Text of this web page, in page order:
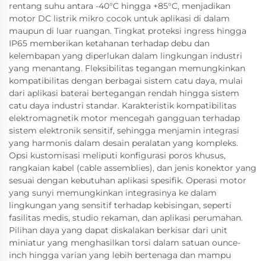
rentang suhu antara -40°C hingga +85°C, menjadikan
motor DC listrik mikro cocok untuk aplikasi di dalam
maupun di luar ruangan. Tingkat proteksi ingress hingga
IP65 memberikan ketahanan terhadap debu dan
kelembapan yang diperlukan dalam lingkungan industri
yang menantang. Fleksibilitas tegangan memungkinkan
kompatibilitas dengan berbagai sistem catu daya, mulai
dari aplikasi baterai bertegangan rendah hingga sistem
catu daya industri standar. Karakteristik kompatibilitas
elektromagnetik motor mencegah gangguan terhadap
sistem elektronik sensitif, sehingga menjamin integrasi
yang harmonis dalam desain peralatan yang kompleks.
Opsi kustomisasi meliputi konfigurasi poros khusus,
rangkaian kabel (cable assemblies), dan jenis konektor yang
sesuai dengan kebutuhan aplikasi spesifik. Operasi motor
yang sunyi memungkinkan integrasinya ke dalam
lingkungan yang sensitif terhadap kebisingan, seperti
fasilitas medis, studio rekaman, dan aplikasi perumahan.
Pilihan daya yang dapat diskalakan berkisar dari unit
miniatur yang menghasilkan torsi dalam satuan ounce-
inch hingga varian yang lebih bertenaga dan mampu